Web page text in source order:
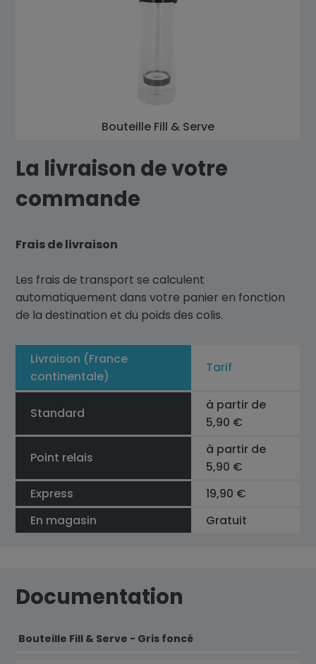
Bouteille Fill & Serve
La livraison de votre
commande
Frais de livraison
Les frais de transport se calculent
automatiquement dans votre panier en fonction
de la destination et du poids des colis.
Livraison (France
continentale)
Tarif
Standard
à partir de
5,90 €
Point relais
à partir de
5,90 €
Express
19,90 €
En magasin
Gratuit
Documentation
Bouteille Fill & Serve - Gris foncé